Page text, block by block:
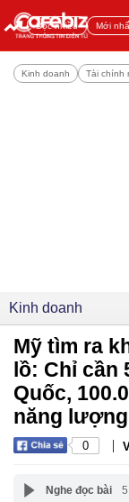
Đọc nhiều Mới
Kinh doanh Tài chính
Kinh doanh
Mỹ tìm ra
lồ: Chỉ cần
Quốc,
năng
0 |
Nghe đọc bài